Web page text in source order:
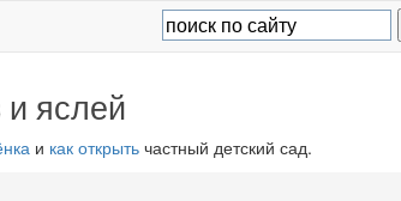
и яслей
и как открытьчастный детский сад.